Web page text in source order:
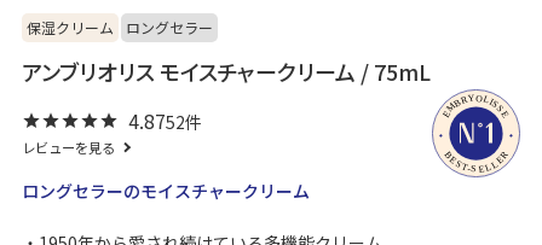
保湿クリーム ロングセラー
アンブリオリス モイスチャークリーム / 75mL
レビューを見る
4.8752
ロングセラーのモイスチャークリーム